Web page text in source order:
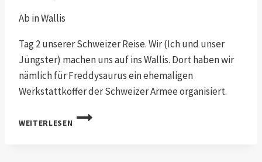
Ab in Wallis
Tag 2 unserer Schweizer Reise. Wir (Ich und unser
Jüngster) machen uns auf ins Wallis. Dort haben wir
nämlich für Freddysaurus ein ehemaligen
Werkstattkoffer der Schweizer Armee organisiert.
WEITERLESEN
FREDDYSAURUS